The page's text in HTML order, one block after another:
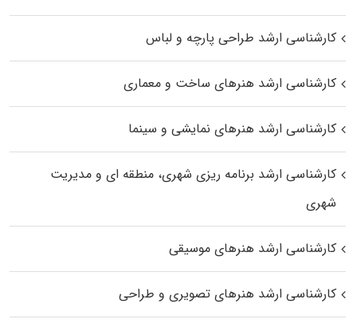
کارشناسی ارشد طراحی پارچه و لباس
کارشناسی ارشد هنرهای ساخت و معماری
کارشناسی ارشد هنرهای نمایشی و سینما
کارشناسی ارشد برنامه ریزی شهری، منطقه‌ ای و مدیریت
شهری
کارشناسی ارشد هنرهای موسیقی
کارشناسی ارشد هنرهای تصویری و طراحی